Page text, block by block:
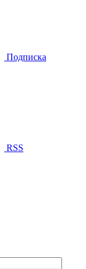
Подписка
RSS